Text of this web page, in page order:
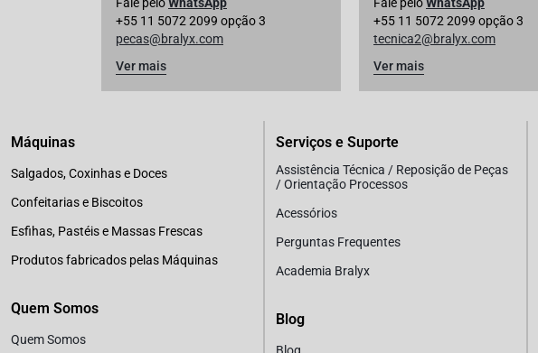
Fale peloWhatsApp
+55 11 5072 2099 opção 3
pecas@bralyx.com
Ver mais
Fale peloWhatsApp
+55 11 5072 2099 opção 3
tecnica2@bralyx.com
Ver mais
Máquinas
Salgados, Coxinhas e Doces
Confeitarias e Biscoitos
Esfihas, Pastéis e Massas Frescas
Produtos fabricados pelas Máquinas
Quem Somos
Quem Somos
Serviços e Suporte
Assistência Técnica / Reposição de Peças
/ Orientação Processos
Acessórios
Perguntas Frequentes
Academia Bralyx
Blog